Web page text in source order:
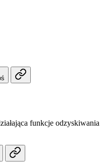
funkcje odzyskiwania